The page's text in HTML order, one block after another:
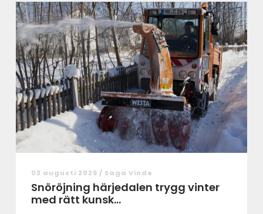
03 augusti 2026 / Saga Vinde
Snöröjning härjedalen trygg vinter
med rätt kunsk...